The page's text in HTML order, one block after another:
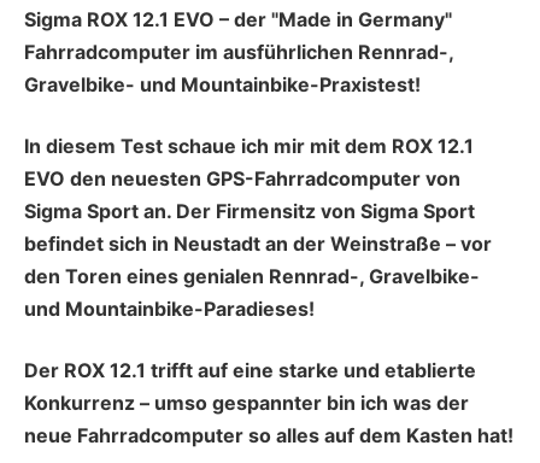
Sigma ROX 12.1 EVO – der "Made in Germany"
Fahrradcomputer im ausführlichen Rennrad-,
Gravelbike- und Mountainbike-Praxistest!
In diesem Test schaue ich mir mit dem ROX 12.1
EVO den neuesten GPS-Fahrradcomputer von
Sigma Sport an. Der Firmensitz von Sigma Sport
befindet sich in Neustadt an der Weinstraße – vor
den Toren eines genialen Rennrad-, Gravelbike-
und Mountainbike-Paradieses!
Der ROX 12.1 trifft auf eine starke und etablierte
Konkurrenz – umso gespannter bin ich was der
neue Fahrradcomputer so alles auf dem Kasten hat!